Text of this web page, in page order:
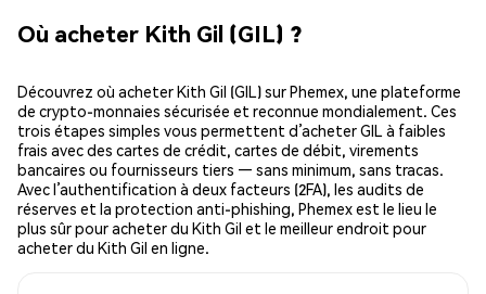
Où acheter Kith Gil (GIL) ?
Découvrez où acheter Kith Gil (GIL) sur Phemex, une plateforme
de crypto-monnaies sécurisée et reconnue mondialement. Ces
trois étapes simples vous permettent d’acheter GIL à faibles
frais avec des cartes de crédit, cartes de débit, virements
bancaires ou fournisseurs tiers — sans minimum, sans tracas.
Avec l’authentification à deux facteurs (2FA), les audits de
réserves et la protection anti-phishing, Phemex est le lieu le
plus sûr pour acheter du Kith Gil et le meilleur endroit pour
acheter du Kith Gil en ligne.